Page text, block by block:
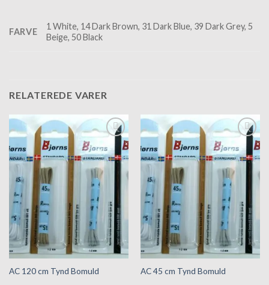
FARVE
1 White, 14 Dark Brown, 31 Dark Blue, 39 Dark Grey, 5
Beige, 50 Black
RELATEREDE VARER
hurtigliste
AC 120 cm Tynd Bomuld
hurtigliste
AC 45 cm Tynd Bomuld